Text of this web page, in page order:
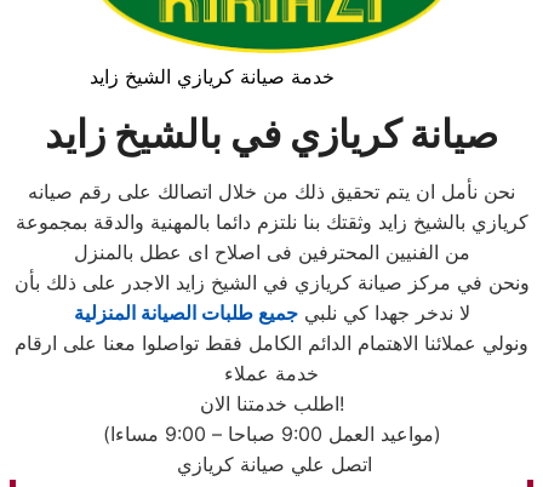
خدمة صيانة كريازي الشيخ زايد
صيانة كريازي في بالشيخ زايد
نحن نأمل ان يتم تحقيق ذلك من خلال اتصالك على رقم صيانه
كريازي بالشيخ زايد وثقتك بنا نلتزم دائما بالمهنية والدقة بمجموعة
من الفنيين المحترفين فى اصلاح اى عطل بالمنزل
ونحن في مركز صيانة كريازي في الشيخ زايد الاجدر على ذلك بأن
لا ندخر جهدا كي نلبيجميع طلبات الصيانة المنزلية
ونولي عملائنا الاهتمام الدائم الكامل فقط تواصلوا معنا على ارقام
خدمة عملاء
اطلب خدمتنا الان!
(مواعيد العمل 9:00 صباحا – 9:00 مساءا)
اتصل علي صيانة كريازي